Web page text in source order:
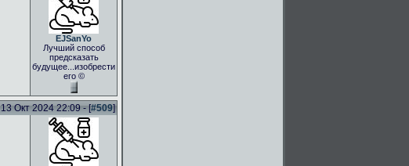
EJSanYo
Лучший способ
предсказать
будущее...изобрести
его ©
13 Окт 2024 22:09 - [#509]